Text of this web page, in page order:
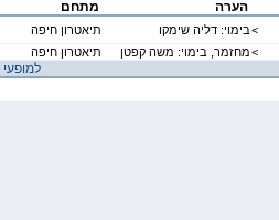
מתחם הערה
תיאטרון חיפה בימוי: דליה שימקו<
תיאטרון חיפה מחזמר, בימוי: משה קפטן<
<